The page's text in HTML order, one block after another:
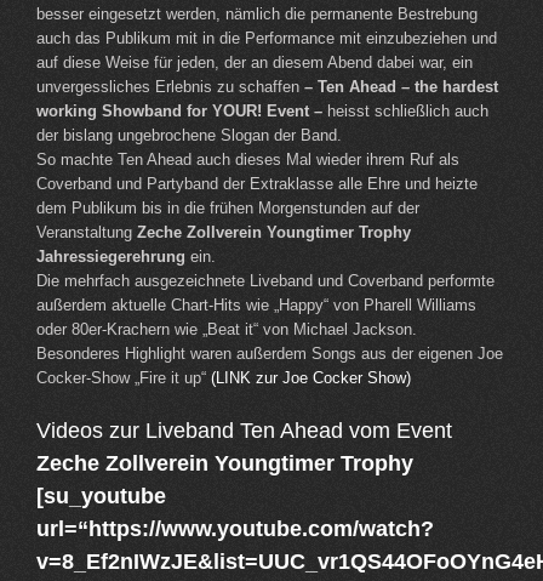
besser eingesetzt werden, nämlich die permanente Bestrebung
auch das Publikum mit in die Performance mit einzubeziehen und
auf diese Weise für jeden, der an diesem Abend dabei war, ein
unvergessliches Erlebnis zu schaffen – Ten Ahead – the hardest
working Showband for YOUR! Event – heisst schließlich auch
der bislang ungebrochene Slogan der Band.
So machte Ten Ahead auch dieses Mal wieder ihrem Ruf als
Coverband und Partyband der Extraklasse alle Ehre und heizte
dem Publikum bis in die frühen Morgenstunden auf der
Veranstaltung Zeche Zollverein Youngtimer Trophy
Jahressiegerehrung ein.
Die mehrfach ausgezeichnete Liveband und Coverband performte
außerdem aktuelle Chart-Hits wie „Happy“ von Pharell Williams
oder 80er-Krachern wie „Beat it“ von Michael Jackson.
Besonderes Highlight waren außerdem Songs aus der eigenen Joe
Cocker-Show „Fire it up“ (LINK zur Joe Cocker Show)
Videos zur Liveband Ten Ahead vom Event
Zeche Zollverein Youngtimer Trophy
[su_youtube
url=“https://www.youtube.com/watch?